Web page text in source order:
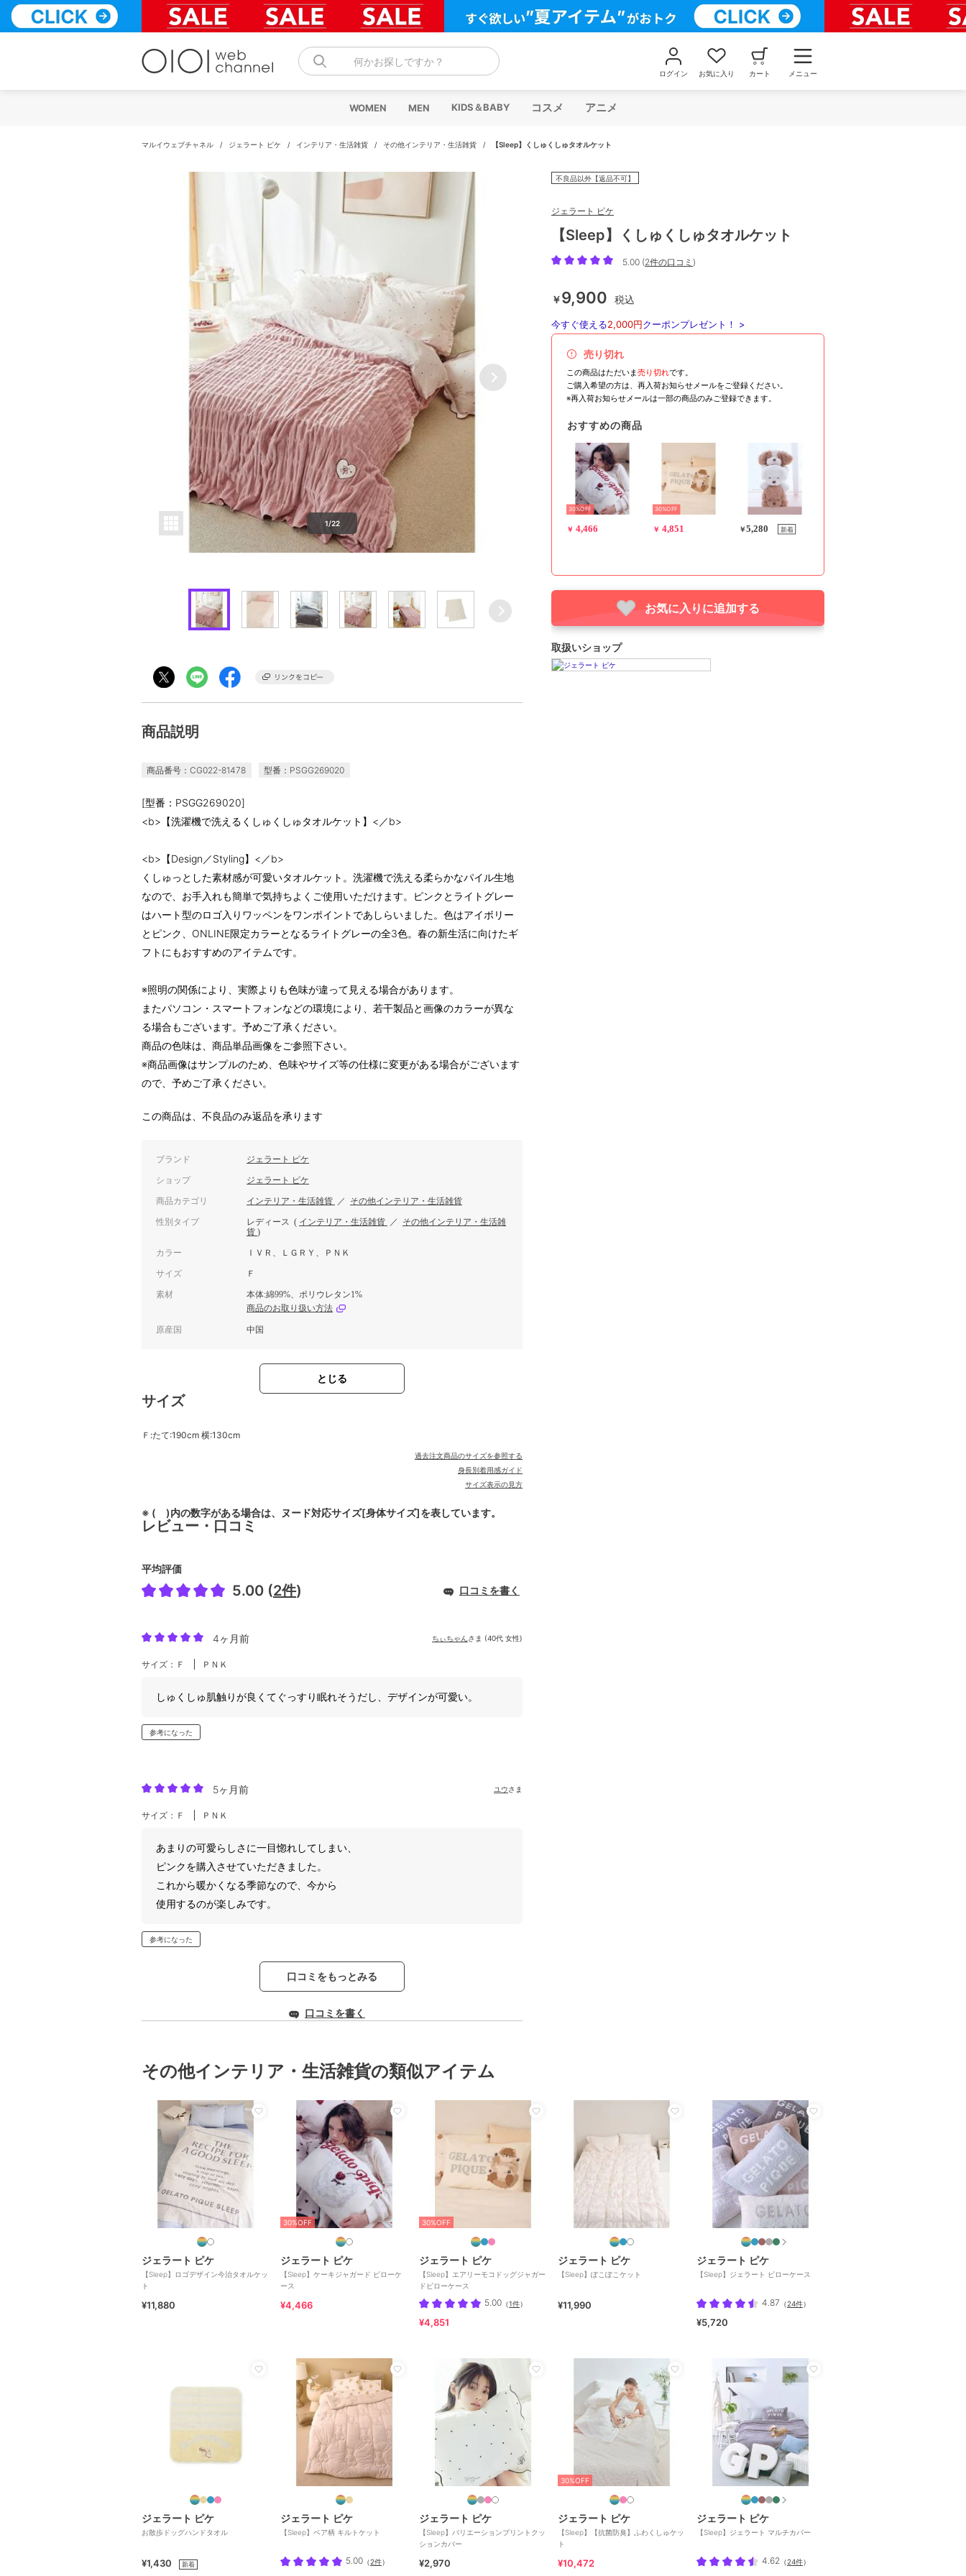
テ
何かお探しですか？
ログイン お気に入り カート メニュー
WOMEN MEN KIDS＆BABY コスメ アニメ
マルイウェブチャネル / ジェラート ピケ / インテリア・生活雑貨 / その他インテリア・生活雑貨 / 【Sleep】くしゅくしゅタオルケット
1/22
商品説明
商品番号：CG022-81478 型番：PSGG269020
[型番：PSGG269020]
<b>【洗濯機で洗えるくしゅくしゅタオルケット】<／b>
<b>【Design／Styling】<／b>
くしゅっとした素材感が可愛いタオルケット。洗濯機で洗える柔らかなパイル生地
なので、お手入れも簡単で気持ちよくご使用いただけます。ピンクとライトグレー
はハート型のロゴ入りワッペンをワンポイントであしらいました。色はアイボリー
とピンク、ONLINE限定カラーとなるライトグレーの全3色。春の新生活に向けたギ
フトにもおすすめのアイテムです。
※照明の関係により、実際よりも色味が違って見える場合があります。
またパソコン・スマートフォンなどの環境により、若干製品と画像のカラーが異な
る場合もございます。予めご了承ください。
商品の色味は、商品単品画像をご参照下さい。
※商品画像はサンプルのため、色味やサイズ等の仕様に変更がある場合がございます
ので、予めご了承ください。
この商品は、不良品のみ返品を承ります
ブランド ジェラート ピケ
ショップ ジェラート ピケ
商品カテゴリ インテリア・生活雑貨 ／ その他インテリア・生活雑貨
性別タイプ レディース ( インテリア・生活雑貨 ／ その他インテリア・生活雑
貨 )
カラー ＩＶＲ、ＬＧＲＹ、ＰＮＫ
サイズ Ｆ
素材
本体:綿99%、ポリウレタン1%
商品のお取り扱い方法
原産国 中国
とじる
サイズ
Ｆ:たて:190cm 横:130cm
過去注文商品のサイズを参照する
身長別着用感ガイド
サイズ表示の見方
※ ( )内の数字がある場合は、ヌード対応サイズ[身体サイズ]を表しています。
レビュー・口コミ
平均評価
5.00 (2件) 口コミを書く
4ヶ月前 ちぃちゃん さま (40代 女性)
サイズ：Ｆ ＰＮＫ
しゅくしゅ肌触りが良くてぐっすり眠れそうだし、デザインが可愛い。
参考になった
5ヶ月前 ユウさま
サイズ：Ｆ ＰＮＫ
あまりの可愛らしさに一目惚れしてしまい、
ピンクを購入させていただきました。
これから暖かくなる季節なので、今から
使用するのが楽しみです。
参考になった
口コミをもっとみる
口コミを書く
不良品以外【返品不可】
ジェラート ピケ
【Sleep】くしゅくしゅタオルケット
5.00 (2件の口コミ )
￥9,900 税込
今すぐ使える2,000円クーポンプレゼント！ >
売り切れ
この商品はただいま売り切れです。
ご購入希望の方は、再入荷お知らせメールをご登録ください。
※再入荷お知らせメールは一部の商品のみご登録できます。
おすすめの商品
30%OFF
￥ 4,466
30%OFF
￥ 4,851 ￥5,280 新着
お気に入りに追加する
取扱いショップ
その他インテリア・生活雑貨の類似アイテム
ジェラート ピケ
【Sleep】ロゴデザイン今治タオルケッ
ト
¥11,880
30%OFF
ジェラート ピケ
【Sleep】ケーキジャガード ピローケ
ース
¥4,466
30%OFF
ジェラート ピケ
【Sleep】エアリーモコドッグジャガー
ドピローケース
5.00 （1件）
¥4,851
ジェラート ピケ
【Sleep】ぽこぽこケット
¥11,990
ジェラート ピケ
【Sleep】ジェラート ピローケース
4.87 （24件）
¥5,720
ジェラート ピケ
お散歩ドッグハンドタオル
¥1,430 新着
ジェラート ピケ
【Sleep】ベア柄 キルトケット
5.00 （2件）
ジェラート ピケ
【Sleep】バリエーションプリントクッ
ションカバー
¥2,970
30%OFF
ジェラート ピケ
【Sleep】【抗菌防臭】ふわくしゅケッ
ト
¥10,472
ジェラート ピケ
【Sleep】ジェラート マルチカバー
4.62 （24件）